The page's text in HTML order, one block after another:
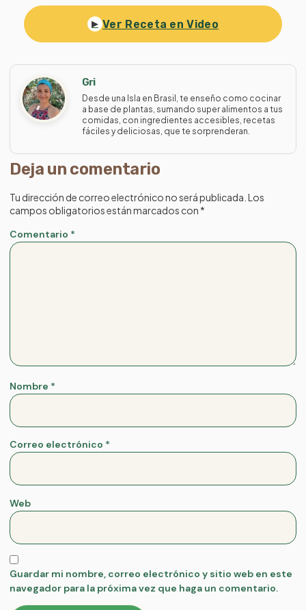
▶ Ver Receta en Video
Gri
Desde una Isla en Brasil, te enseño como cocinar
a base de plantas, sumando super alimentos a tus
comidas, con ingredientes accesibles, recetas
fáciles y deliciosas, que te sorprenderan.
Deja un comentario
Tu dirección de correo electrónico no será publicada. Los
campos obligatorios están marcados con *
Comentario *
Nombre *
Correo electrónico *
Web
Guardar mi nombre, correo electrónico y sitio web en este
navegador para la próxima vez que haga un comentario.